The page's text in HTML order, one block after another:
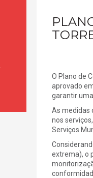
O Plano de
aprovado
garantir
As medidas
nos
Serviços
extrema), o